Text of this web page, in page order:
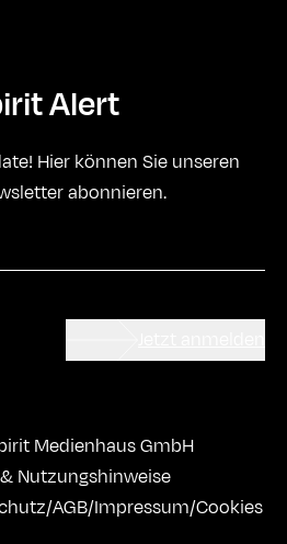
Alert
Hier können Sie unseren
abonnieren.
Medienhaus GmbH
Nutzungshinweise
/AGB/Impressum/Cookies